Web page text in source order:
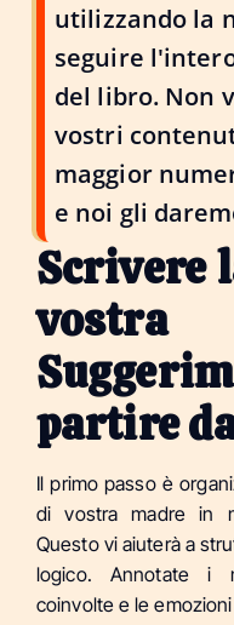
utilizzando la
seguire
del libro. Non
vostri
maggior
e noi gli
Scrivere
partire
Il primo passo è
di vostra madre in
Questo vi aiuterà a
logico. Annotate i
coinvolte e le